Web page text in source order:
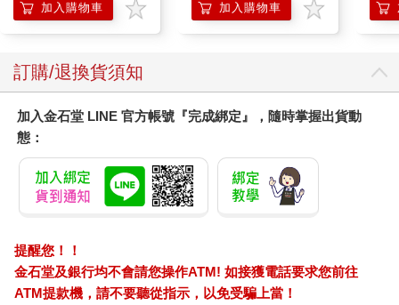
加入購物車 加入購物車
訂購/退換貨須知
加入金石堂 LINE 官方帳號『完成綁定』，隨時掌握出貨動
態：
提醒您！！
金石堂及銀行均不會請您操作ATM! 如接獲電話要求您前往
ATM提款機，請不要聽從指示，以免受騙上當！